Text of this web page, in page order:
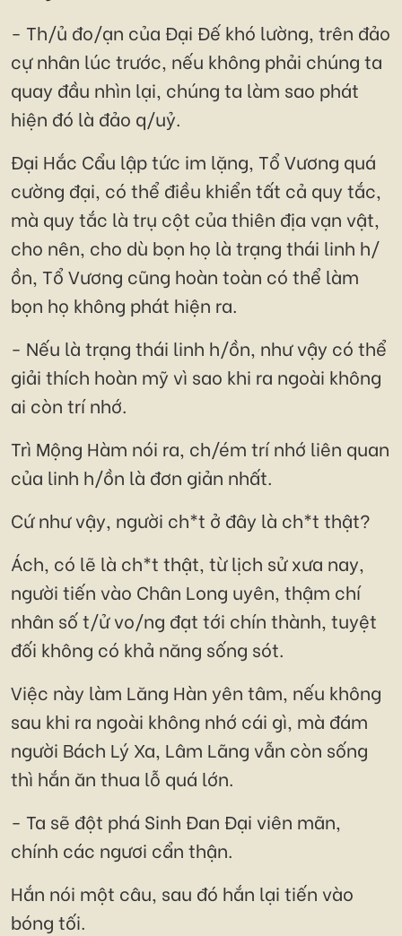
- Th/ủ đo/ạn của Đại Đế khó lường, trên đảo
cự nhân lúc trước, nếu không phải chúng ta
quay đầu nhìn lại, chúng ta làm sao phát
hiện đó là đảo q/uỷ.
Đại Hắc Cẩu lập tức im lặng, Tổ Vương quá
cường đại, có thể điều khiển tất cả quy tắc,
mà quy tắc là trụ cột của thiên địa vạn vật,
cho nên, cho dù bọn họ là trạng thái linh h/
ồn, Tổ Vương cũng hoàn toàn có thể làm
bọn họ không phát hiện ra.
- Nếu là trạng thái linh h/ồn, như vậy có thể
giải thích hoàn mỹ vì sao khi ra ngoài không
ai còn trí nhớ.
Trì Mộng Hàm nói ra, ch/ém trí nhớ liên quan
của linh h/ồn là đơn giản nhất.
Cứ như vậy, người ch*t ở đây là ch*t thật?
Ách, có lẽ là ch*t thật, từ lịch sử xưa nay,
người tiến vào Chân Long uyên, thậm chí
nhân số t/ử vo/ng đạt tới chín thành, tuyệt
đối không có khả năng sống sót.
Việc này làm Lăng Hàn yên tâm, nếu không
sau khi ra ngoài không nhớ cái gì, mà đám
người Bách Lý Xa, Lâm Lãng vẫn còn sống
thì hắn ăn thua lỗ quá lớn.
- Ta sẽ đột phá Sinh Đan Đại viên mãn,
chính các ngươi cẩn thận.
Hắn nói một câu, sau đó hắn lại tiến vào
bóng tối.